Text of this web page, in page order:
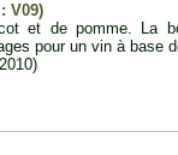
V09)
et de pomme. La
pour un vin à base